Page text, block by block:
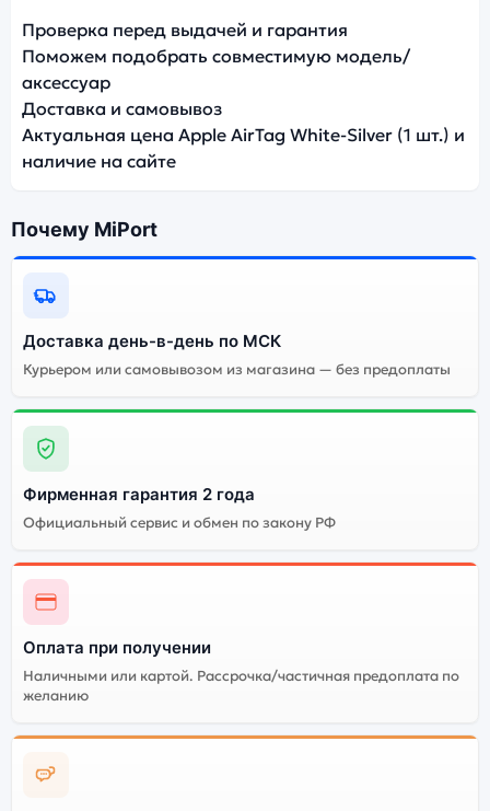
Проверка перед выдачей и гарантия
Поможем подобрать совместимую модель/
аксессуар
Доставка и самовывоз
Актуальная цена Apple AirTag White-Silver (1 шт.) и
наличие на сайте
Почему MiPort
Доставка день-в-день по МСК
Курьером или самовывозом из магазина — без предоплаты
Фирменная гарантия 2 года
Официальный сервис и обмен по закону РФ
Оплата при получении
Наличными или картой. Рассрочка/частичная предоплата по
желанию